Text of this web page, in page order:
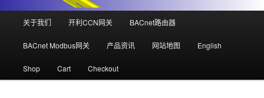
关于我们 开利CCN网关 BACnet路由器
BACnet Modbus网关 产品资讯 网站地图 English
Shop Cart Checkout